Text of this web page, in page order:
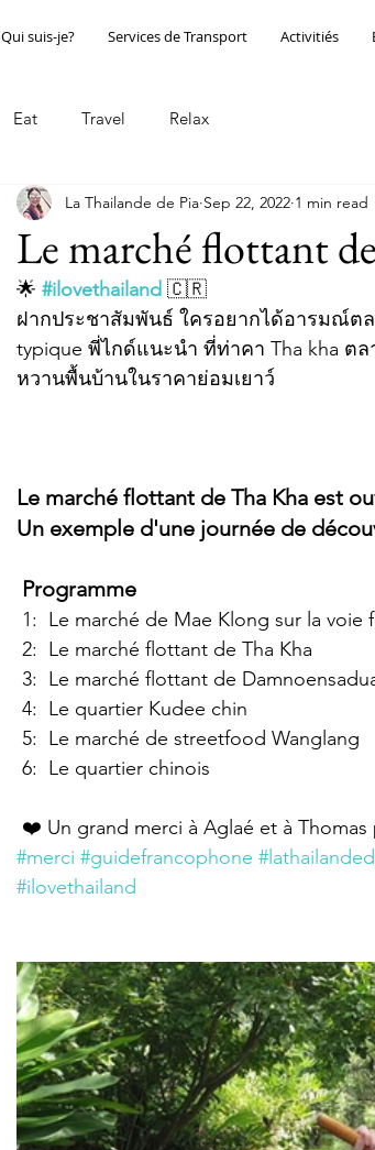
Qui suis-je? Services de Transport Activitiés
Eat Travel Relax
Le marché flottant
La Thailande de Pia Sep 22, 2022 1 min read
🌟 #ilovethailand 🇨🇷
ฝากประชาสัมพันธ์ ใครอยากได้อารมณ์ต
typique พี่ไกด์แนะนำ ที่ท่าคา Tha kha ต
หวานพื้นบ้านในราคาย่อมเยาว์
Le marché flottant de Tha Kha est
Un exemple d'une journée de
Programme
1:  Le marché de Mae Klong sur la voie
2:  Le marché flottant de Tha Kha
3:  Le marché flottant de
4:  Le quartier Kudee chin
5:  Le marché de streetfood Wanglang
6:  Le quartier chinois
❤️ Un grand merci à Aglaé et à
#merci #guidefrancophone
#ilovethailand